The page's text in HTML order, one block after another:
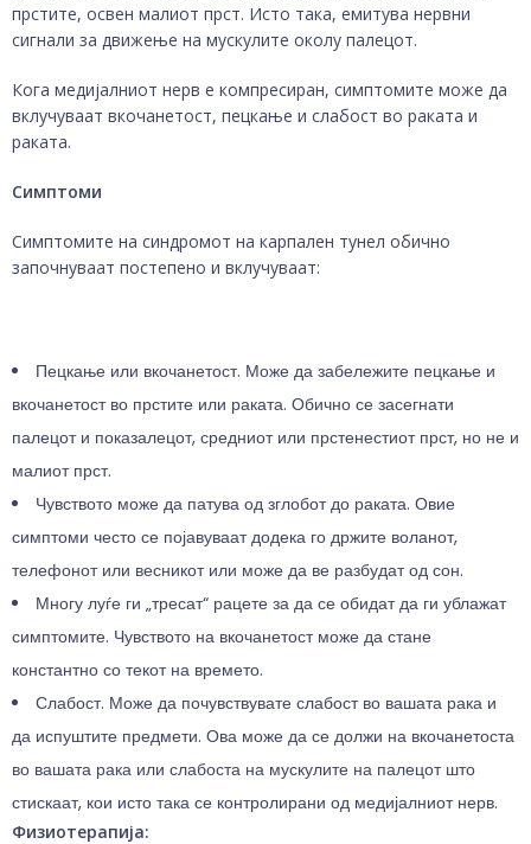
прстите, освен малиот прст. Исто така, емитува нервни
сигнали за движење на мускулите околу палецот.
Кога медијалниот нерв е компресиран, симптомите може да
вклучуваат вкочанетост, пецкање и слабост во раката и
раката.
Симптоми
Симптомите на синдромот на карпален тунел обично
започнуваат постепено и вклучуваат:
Пецкање или вкочанетост. Може да забележите пецкање и
вкочанетост во прстите или раката. Обично се засегнати
палецот и показалецот, средниот или прстенестиот прст, но не и
малиот прст.
Чувството може да патува од зглобот до раката. Овие
симптоми често се појавуваат додека го држите воланот,
телефонот или весникот или може да ве разбудат од сон.
Многу луѓе ги „тресат“ рацете за да се обидат да ги ублажат
симптомите. Чувството на вкочанетост може да стане
константно со текот на времето.
Слабост. Може да почувствувате слабост во вашата рака и
да испуштите предмети. Ова може да се должи на вкочанетоста
во вашата рака или слабоста на мускулите на палецот што
стискаат, кои исто така се контролирани од медијалниот нерв.
Физиотерапија: